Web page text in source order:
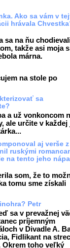
Ako sa vám v
hrávala
sa na ňu
takže asi moja
márna.
na stole po
sa
a už vonkoncom
ale určite v každej
aj verše z
ruskými
na tento jeho
som, že to
tomu sme získali
Petr
sa v prevažnej
príjemným
v Divadle A.
Fidlikant na
Okrem toho veľký